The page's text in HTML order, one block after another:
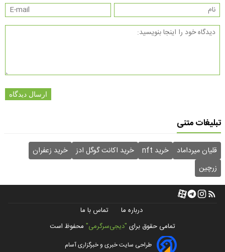
ارسال دیدگاه
تبلیغات متنی
قلیان میرداماد خرید nft خرید اکانت گوگل ادز
خرید زعفران
زرچین
درباره ما
تماس با ما
تمامی حقوق برای "دیجی‌سرگرمی" محفوظ است
طراحی سایت خبری و خبرگزاری آسام